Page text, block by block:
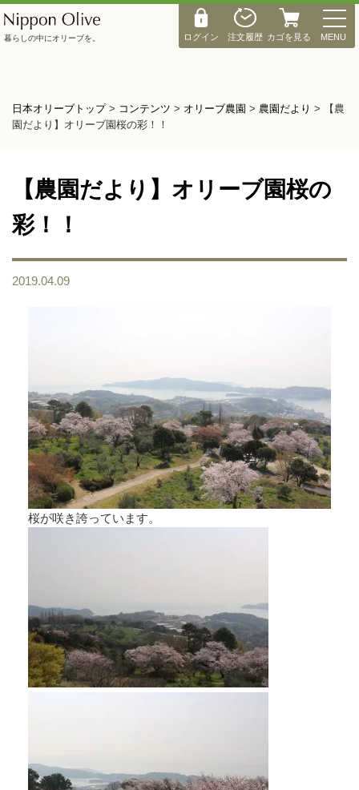
ログイン 注文履歴 カゴを見る
M
E
N
MENU
暮らしの中にオリーブを。
日本オリーブトップ> コンテンツ > オリーブ農園 > 農園だより >
【農
園だより】オリーブ園桜の彩！！
【農園だより】オリーブ園桜の
彩！！
2019.04.09
桜が咲き誇っています。